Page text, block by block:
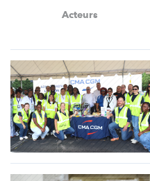
Acteurs